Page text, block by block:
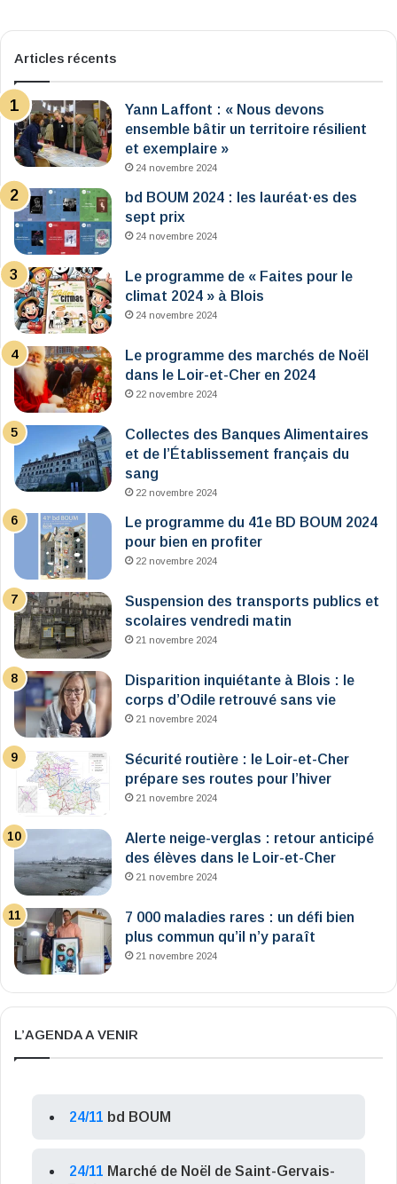
Articles récents
Yann Laffont : « Nous devons
ensemble bâtir un territoire résilient
et exemplaire »
24 novembre 2024
bd BOUM 2024 : les lauréat·es des
sept prix
24 novembre 2024
Le programme de « Faites pour le
climat 2024 » à Blois
24 novembre 2024
Le programme des marchés de Noël
dans le Loir-et-Cher en 2024
22 novembre 2024
Collectes des Banques Alimentaires
et de l’Établissement français du
sang
22 novembre 2024
Le programme du 41e BD BOUM 2024
pour bien en profiter
22 novembre 2024
Suspension des transports publics et
scolaires vendredi matin
21 novembre 2024
Disparition inquiétante à Blois : le
corps d’Odile retrouvé sans vie
21 novembre 2024
Sécurité routière : le Loir-et-Cher
prépare ses routes pour l’hiver
21 novembre 2024
Alerte neige-verglas : retour anticipé
des élèves dans le Loir-et-Cher
21 novembre 2024
7 000 maladies rares : un défi bien
plus commun qu’il n’y paraît
21 novembre 2024
L’AGENDA A VENIR
24/11 bd BOUM
24/11 Marché de Noël de Saint-Gervais-